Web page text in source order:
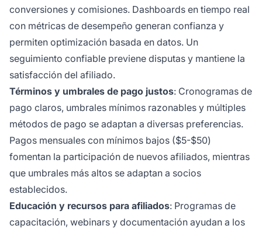
conversiones y comisiones. Dashboards en tiempo real
con métricas de desempeño generan confianza y
permiten optimización basada en datos. Un
seguimiento confiable previene disputas y mantiene la
satisfacción del afiliado.
Términos y umbrales de pago justos: Cronogramas de
pago claros, umbrales mínimos razonables y múltiples
métodos de pago se adaptan a diversas preferencias.
Pagos mensuales con mínimos bajos ($5-$50)
fomentan la participación de nuevos afiliados, mientras
que umbrales más altos se adaptan a socios
establecidos.
Educación y recursos para afiliados: Programas de
capacitación, webinars y documentación ayudan a los